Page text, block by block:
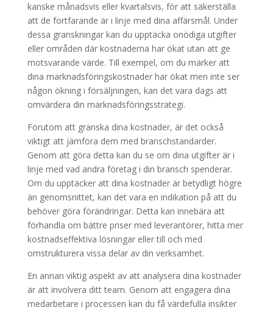
kanske månadsvis eller kvartalsvis, för att säkerställa
att de fortfarande är i linje med dina affärsmål. Under
dessa granskningar kan du upptäcka onödiga utgifter
eller områden där kostnaderna har ökat utan att ge
motsvarande värde. Till exempel, om du märker att
dina marknadsföringskostnader har ökat men inte ser
någon ökning i försäljningen, kan det vara dags att
omvärdera din marknadsföringsstrategi.
Förutom att granska dina kostnader, är det också
viktigt att jämföra dem med branschstandarder.
Genom att göra detta kan du se om dina utgifter är i
linje med vad andra företag i din bransch spenderar.
Om du upptäcker att dina kostnader är betydligt högre
än genomsnittet, kan det vara en indikation på att du
behöver göra förändringar. Detta kan innebära att
förhandla om bättre priser med leverantörer, hitta mer
kostnadseffektiva lösningar eller till och med
omstrukturera vissa delar av din verksamhet.
En annan viktig aspekt av att analysera dina kostnader
är att involvera ditt team. Genom att engagera dina
medarbetare i processen kan du få värdefulla insikter